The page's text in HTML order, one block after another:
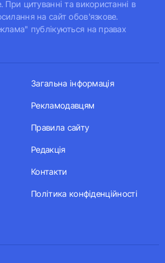
цитуванні та використанні в
на сайт обов'язкове.
публікуються на правах
Загальна інформація
Рекламодавцям
Правила сайту
Редакція
Контакти
Політика конфіденційності